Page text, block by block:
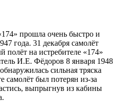
прошла очень быстро и
года. 31 декабря самолёт
на истребителе «174»
И.Е. Фёдоров 8 января 1948
сильная тряска
самолёт был потерян из-за
выпрыгнув из кабины